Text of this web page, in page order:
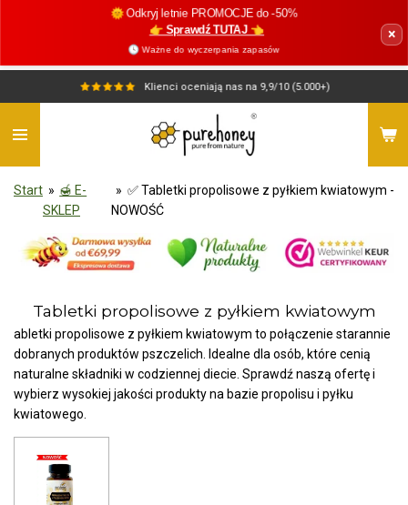
🌞 Odkryj letnie PROMOCJE do -50%
👉 Sprawdź TUTAJ 👈
🕓 Ważne do wyczerpania zapasów
×
Klienci oceniają nas na 9,9/10 (5.000+)
Start » 🍯 E-
SKLEP
» ✅ Tabletki propolisowe z pyłkiem kwiatowym -
NOWOŚĆ
Tabletki propolisowe z pyłkiem kwiatowym
abletki propolisowe z pyłkiem kwiatowym to połączenie starannie
dobranych produktów pszczelich. Idealne dla osób, które cenią
naturalne składniki w codziennej diecie. Sprawdź naszą ofertę i
wybierz wysokiej jakości produkty na bazie propolisu i pyłku
kwiatowego.